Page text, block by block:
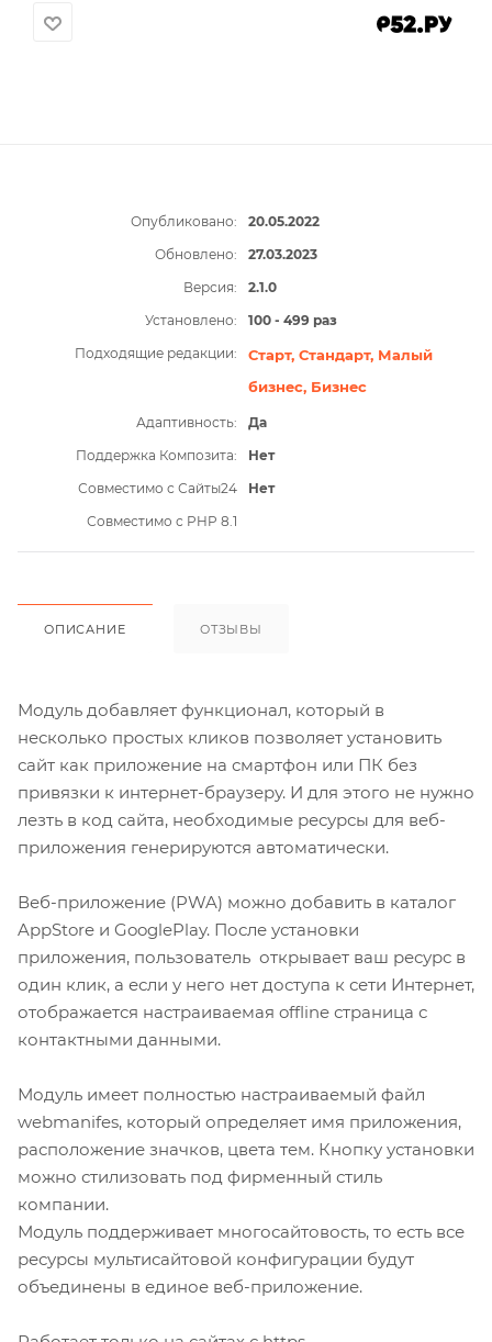
Опубликовано:
20.05.2022
Обновлено:
27.03.2023
Версия:
2.1.0
Установлено:
100 - 499 раз
Подходящие редакции:
Старт, Стандарт, Малый
бизнес, Бизнес
Адаптивность:
Да
Поддержка Композита:
Нет
Совместимо с Сайты24
Нет
Совместимо с PHP 8.1
ОПИСАНИЕ ОТЗЫВЫ
Модуль добавляет функционал, который в
несколько простых кликов позволяет установить
сайт как приложение на смартфон или ПК без
привязки к интернет-браузеру. И для этого не нужно
лезть в код сайта, необходимые ресурсы для веб-
приложения генерируются автоматически.
Веб-приложение (PWA) можно добавить в каталог
AppStore и GooglePlay. После установки
приложения, пользователь открывает ваш ресурс в
один клик, а если у него нет доступа к сети Интернет,
отображается настраиваемая offline страница с
контактными данными.
Модуль имеет полностью настраиваемый файл
webmanifes, который определяет имя приложения,
расположение значков, цвета тем. Кнопку установки
можно стилизовать под фирменный стиль
компании.
Модуль поддерживает многосайтовость, то есть все
ресурсы мультисайтовой конфигурации будут
объединены в единое веб-приложение.